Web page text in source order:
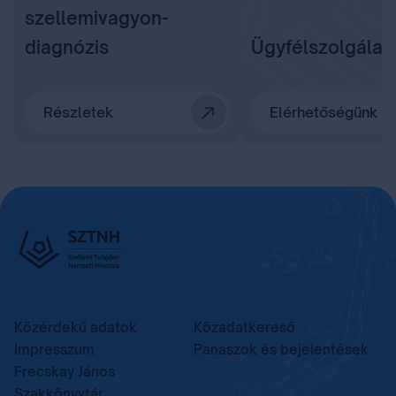
szellemivagyon-
diagnózis
Részletek
Ügyfélszolgálat
Elérhetőségünk
Közérdekű adatok
Közadatkereső
Impresszum
Panaszok és bejelentések
Frecskay János